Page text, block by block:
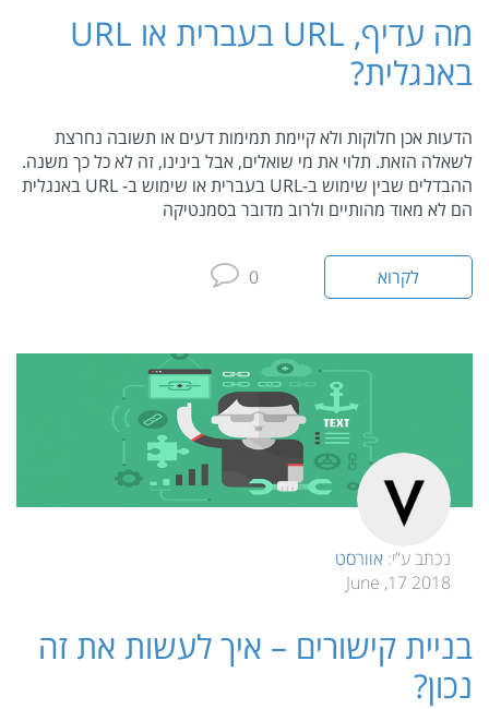
מה עדיף, URL בעברית או URL
באנגלית?
הדעות אכן חלוקות ולא קיימת תמימות דעים או תשובה נחרצת
לשאלה הזאת. תלוי את מי שואלים, אבל בינינו, זה לא כל כך משנה.
ההבדלים שבין שימוש ב-URL בעברית או שימוש ב- URL באנגלית
הם לא מאוד מהותיים ולרוב מדובר בסמנטיקה
לקרוא 0
נכתב ע”י: אוורסט
2018 17, June
בניית קישורים – איך לעשות את זה
נכון?